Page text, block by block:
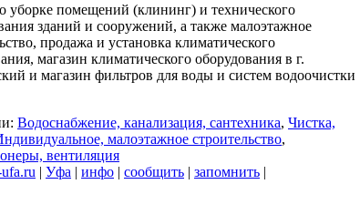
уборке помещений (клининг) и технического
зданий и сооружений, а также малоэтажное
продажа и установка климатического
магазин климатического оборудования в г.
и магазин фильтров для воды и систем водоочистки
Водоснабжение, канализация, сантехника, Чистка,
малоэтажное строительство,
вентиляция
| Уфа | инфо | сообщить | запомнить |